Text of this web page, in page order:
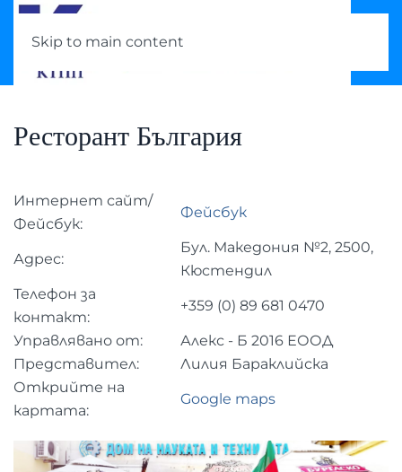
Skip to main content
Ресторант България
Интернет сайт/
Фейсбук:
Фейсбук
Адрес:
Бул. Македония №2, 2500,
Кюстендил
Телефон за
контакт:
+359 (0) 89 681 0470
Управлявано от:
Алекс - Б 2016 ЕООД
Представител:
Лилия Бараклийска
Открийте на
картата:
Google maps